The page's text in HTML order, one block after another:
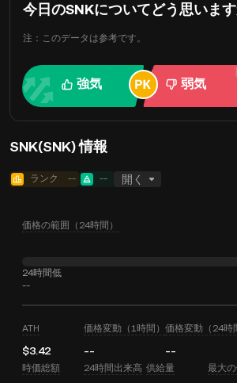
今日のSNKについてどう思います
注：このデータは参考です。
強気 弱気
SNK(SNK) 情報
ランク -- -- 開く
価格の範囲（24時間）
24時間低
--
ATH
$3.42
価格変動（1時間）
--
価格変動（24時
--
時価総額 24時間出来高 供給量 最大